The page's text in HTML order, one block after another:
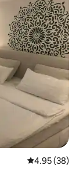
Calificación
4.95 (38)